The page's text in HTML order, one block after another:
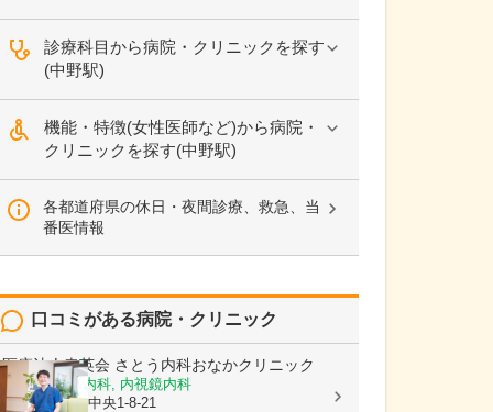
診療科目から病院・クリニックを探す
(中野駅)
機能・特徴(女性医師など)から病院・
クリニックを探す(中野駅)
各都道府県の休日・夜間診療、救急、当
番医情報
口コミがある病院・クリニック
医療法人幸英会 さとう内科おなかクリニック
内科, 消化器内科, 内視鏡内科
長野県上田市中央1-8-21